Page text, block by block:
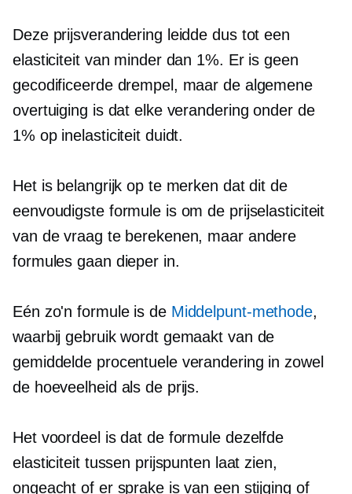
Deze prijsverandering leidde dus tot een
elasticiteit van minder dan 1%. Er is geen
gecodificeerde drempel, maar de algemene
overtuiging is dat elke verandering onder de
1% op inelasticiteit duidt.
Het is belangrijk op te merken dat dit de
eenvoudigste formule is om de prijselasticiteit
van de vraag te berekenen, maar andere
formules gaan dieper in.
Eén zo'n formule is de Middelpunt-methode,
waarbij gebruik wordt gemaakt van de
gemiddelde procentuele verandering in zowel
de hoeveelheid als de prijs.
Het voordeel is dat de formule dezelfde
elasticiteit tussen prijspunten laat zien,
ongeacht of er sprake is van een stijging of